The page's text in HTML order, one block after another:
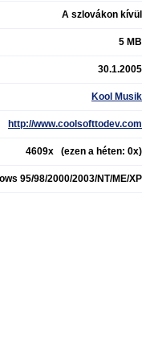
A szlovákon kívül
5 MB
30.1.2005
Kool Musik
http://www.coolsofttodev.com
4609x (ezen a héten: 0x)
95/98/2000/2003/NT/ME/XP